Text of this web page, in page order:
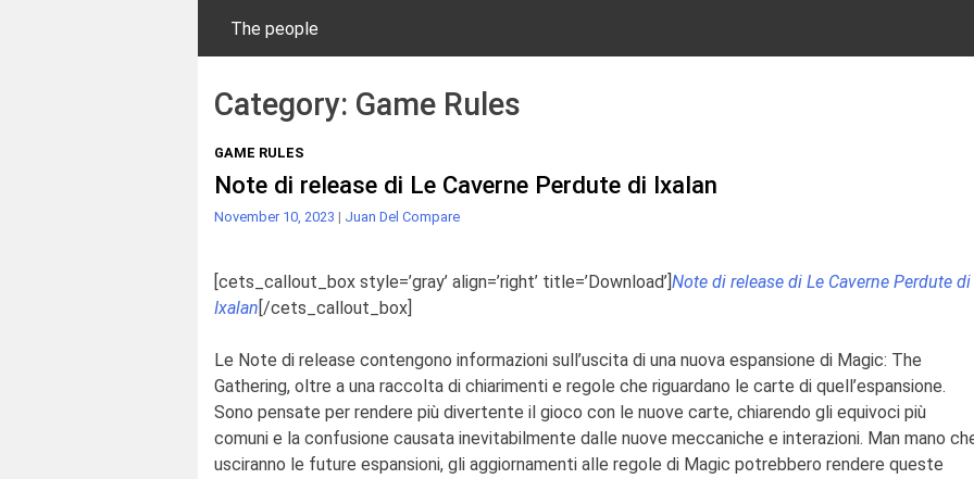
The people
Category: Game Rules
GAME RULES
Note di release di Le Caverne Perdute di Ixalan
November 10, 2023 | Juan Del Compare
[cets_callout_box style=’gray’ align=’right’ title=’Download’] Note di release di Le Caverne Perdute di
Ixalan [/cets_callout_box]
Le Note di release contengono informazioni sull’uscita di una nuova espansione di Magic: The
Gathering, oltre a una raccolta di chiarimenti e regole che riguardano le carte di quell’espansione.
Sono pensate per rendere più divertente il gioco con le nuove carte, chiarendo gli equivoci più
comuni e la confusione causata inevitabilmente dalle nuove meccaniche e interazioni. Man mano
usciranno le future espansioni, gli aggiornamenti alle regole di Magic potrebbero rendere queste